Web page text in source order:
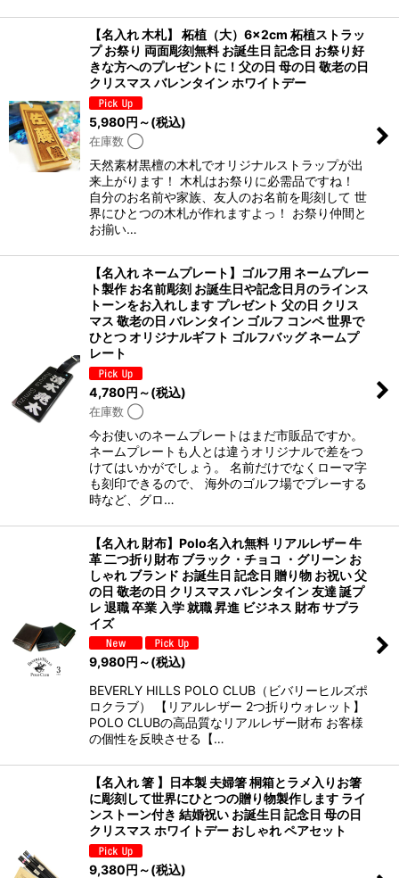
【名入れ 木札】 柘植（大）6×2cm 柘植ストラッ
プ お祭り 両面彫刻無料 お誕生日 記念日 お祭り好
きな方へのプレゼントに！父の日 母の日 敬老の日
クリスマス バレンタイン ホワイトデー
5,980円 ～(税込)
在庫数 ◯
天然素材黒檀の木札でオリジナルストラップが出
来上がります！ 木札はお祭りに必需品ですね！
自分のお名前や家族、友人のお名前を彫刻して 世
界にひとつの木札が作れますよっ！ お祭り仲間と
お揃い…
【名入れ ネームプレート】ゴルフ用 ネームプレー
ト製作 お名前彫刻 お誕生日や記念日月のラインス
トーンをお入れします プレゼント 父の日 クリス
マス 敬老の日 バレンタイン ゴルフ コンペ 世界で
ひとつ オリジナルギフト ゴルフバッグ ネームプ
レート
4,780円 ～(税込)
在庫数 ◯
今お使いのネームプレートはまだ市販品ですか。
ネームプレートも人とは違うオリジナルで差をつ
けてはいかがでしょう。 名前だけでなくローマ字
も刻印できるので、 海外のゴルフ場でプレーする
時など、グロ…
【名入れ 財布】Polo名入れ無料 リアルレザー 牛
革 二つ折り財布 ブラック・チョコ ・グリーン お
しゃれ ブランド お誕生日 記念日 贈り物 お祝い 父
の日 敬老の日 クリスマス バレンタイン 友達 誕プ
レ 退職 卒業 入学 就職 昇進 ビジネス 財布 サプラ
イズ
9,980円 ～(税込)
BEVERLY HILLS POLO CLUB（ビバリーヒルズポ
ロクラブ） 【リアルレザー 2つ折りウォレット】
POLO CLUBの高品質なリアルレザー財布 お客様
の個性を反映させる【…
【名入れ 箸 】日本製 夫婦箸 桐箱とラメ入りお箸
に彫刻して世界にひとつの贈り物製作します ライ
ンストーン付き 結婚祝い お誕生日 記念日 母の日
クリスマス ホワイトデー おしゃれ ペアセット
9,380円 ～(税込)